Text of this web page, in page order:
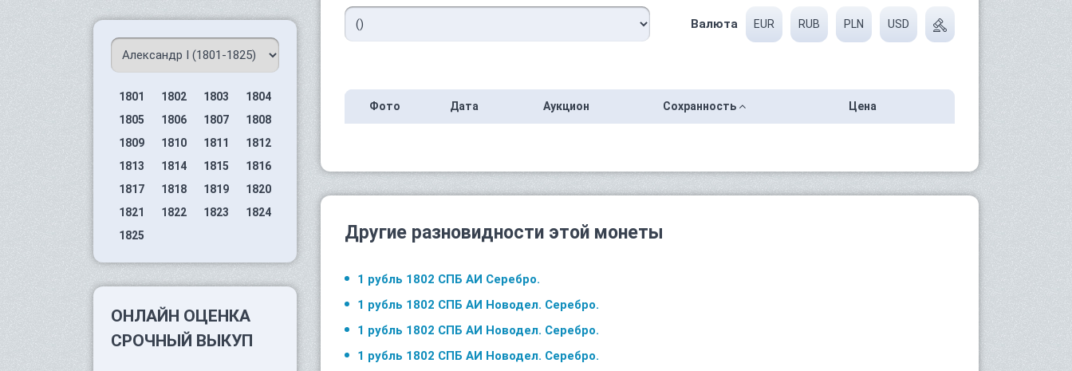
1801 1802 1803
1804
1805
1806 1807
1808
1809
1810 1811
1812
1813
1814 1815
1816
1817
1818 1819
1820
1821
1822 1823
1824
1825
ОНЛАЙН ОЦЕНКА
СРОЧНЫЙ ВЫКУП
Валюта EUR RUB PLN USD
Фото Дата Аукцион Сохранность Цена
Другие разновидности этой монеты
1 рубль 1802 СПБ АИ Серебро.
1 рубль 1802 СПБ АИ Новодел. Серебро.
1 рубль 1802 СПБ АИ Новодел. Серебро.
1 рубль 1802 СПБ АИ Новодел. Серебро.